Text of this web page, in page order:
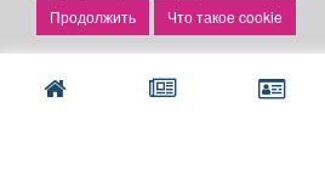
Что такое cookie
Установить приложение
Подать объявление